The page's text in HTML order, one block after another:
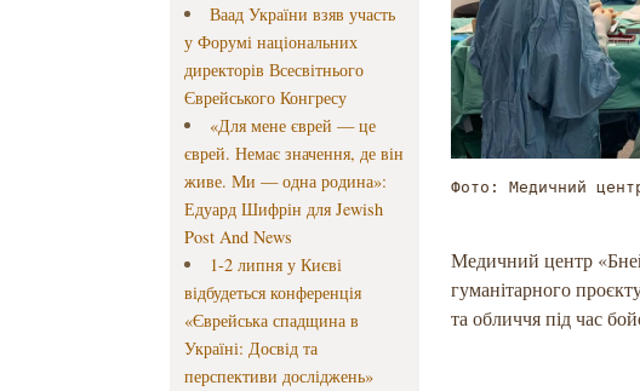
Ваад України взяв участь
у Форумі національних
директорів Всесвітнього
Єврейського Конгресу
«Для мене єврей — це
єврей. Немає значення, де він
живе. Ми — одна родина»:
Едуард Шифрін для Jewish
Post And News
1-2 липня у Києві
відбудеться конференція
«Єврейська спадщина в
Україні: Досвід та
перспективи досліджень»
Фото: Медичний
Медичний центр
гуманітарного
та обличчя під час